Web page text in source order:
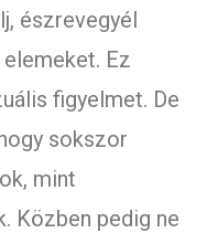
észrevegyél
Ez
figyelmet. De
sokszor
mint
Közben pedig ne